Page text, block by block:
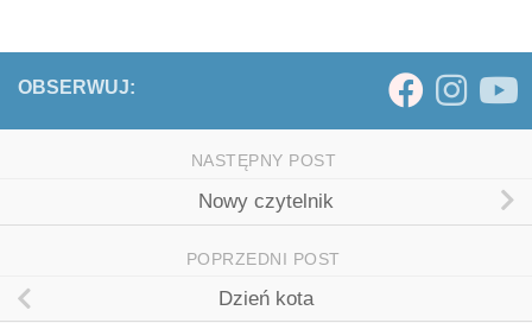
OBSERWUJ:
NASTĘPNY POST
Nowy czytelnik
POPRZEDNI POST
Dzień kota